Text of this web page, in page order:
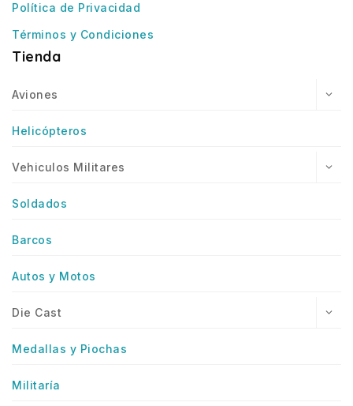
Política de Privacidad
Términos y Condiciones
Tienda
Aviones
Helicópteros
Vehiculos Militares
Soldados
Barcos
Autos y Motos
Die Cast
Medallas y Piochas
Militaría